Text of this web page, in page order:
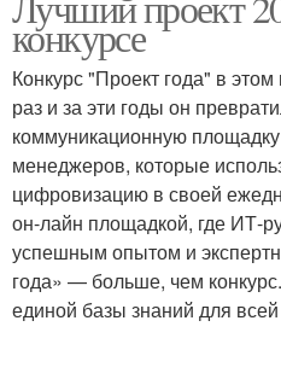
конкурсе
Конкурс "Проект года" в
раз и за эти годы он
коммуникационную
менеджеров, которые
цифровизацию в своей
он-лайн площадкой, где ИТ-
успешным опытом и
года» — больше, чем
единой базы знаний для